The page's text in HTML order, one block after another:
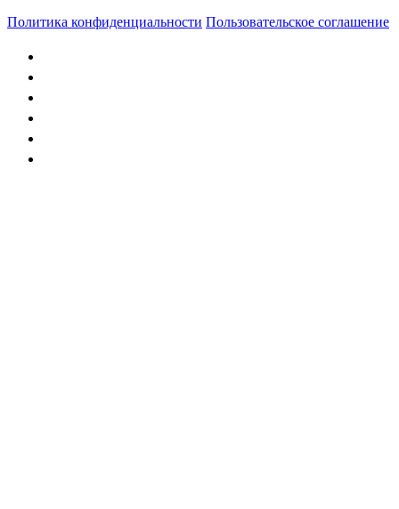
Политика конфиденциальности Пользовательское соглашение